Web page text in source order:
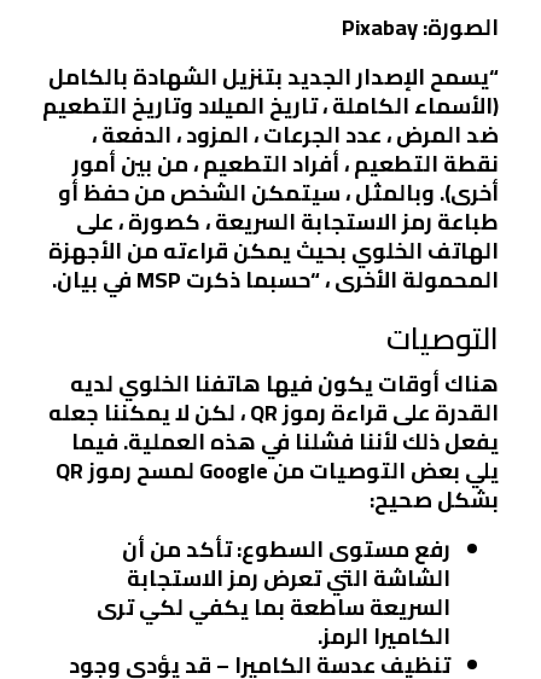
الصورة: Pixabay
“يسمح الإصدار الجديدبتنزيل الشهادةبالكامل
(الأسماء الكاملة ، تاريخ الميلاد وتاريخ التطعيم
ضد المرض ، عدد الجرعات ، المزود ، الدفعة ،
نقطة التطعيم ، أفراد التطعيم ، من بين أمور
أخرى). وبالمثل ، سيتمكن الشخص منحفظ أو
طباعة رمز الاستجابة السريعة ،كصورة ، على
الهاتف الخلوي بحيث يمكن قراءته من الأجهزة
المحمولة الأخرى ، “حسبما ذكرت MSP في بيان.
التوصيات
هناك أوقات يكون فيها هاتفنا الخلوي لديه
القدرة على قراءة رموز QR ، لكن لا يمكننا جعله
يفعل ذلكلأننا فشلنا في هذه العملية.فيما
يلي بعض التوصيات من Google لمسح رموز QR
بشكل صحيح:
رفع مستوى السطوع: تأكد من أن
الشاشة التي تعرض رمز الاستجابة
السريعة ساطعة بما يكفي لكي ترى
الكاميرا الرمز.
تنظيف عدسة الكاميرا – قد يؤدي وجود